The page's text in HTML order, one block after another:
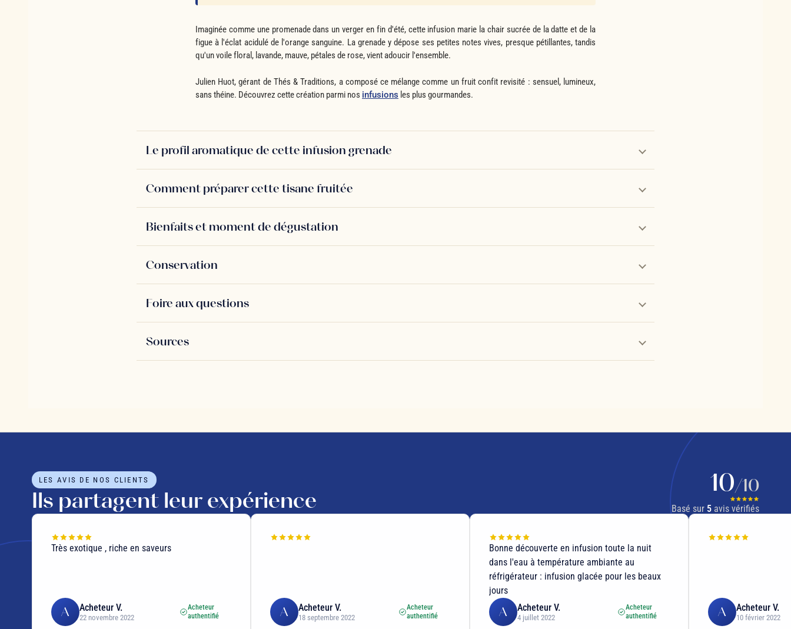
Imaginée comme une promenade dans un verger en fin d'été, cette infusion marie la chair sucrée de la datte et de la
figue à l'éclat acidulé de l'orange sanguine. La grenade y dépose ses petites notes vives, presque pétillantes, tandis
qu'un voile floral, lavande, mauve, pétales de rose, vient adoucir l'ensemble.
Julien Huot, gérant de Thés & Traditions, a composé ce mélange comme un fruit confit revisité : sensuel, lumineux,
sans théine. Découvrez cette création parmi nos infusions les plus gourmandes.
Le profil aromatique de cette infusion grenade
Comment préparer cette tisane fruitée
Bienfaits et moment de dégustation
Conservation
Foire aux questions
Sources
LES AVIS DE NOS CLIENTS
Ils partagent leur expérience
10/10
Basé sur 5 avis vérifiés
Très exotique , riche en saveurs
A Acheteur V.
22 novembre 2022
Acheteur
authentifié
A Acheteur V.
18 septembre 2022
Acheteur
authentifié
Bonne découverte en infusion toute la nuit
dans l'eau à température ambiante au
réfrigérateur : infusion glacée pour les beaux
jours
A Acheteur V.
4 juillet 2022
Acheteur
authentifié
A Acheteur V.
10 février 2022